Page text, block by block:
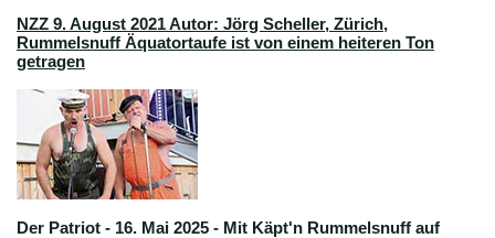
NZZ 9. August 2021 Autor: Jörg Scheller, Zürich,
Rummelsnuff Äquatortaufe ist von einem heiteren Ton
getragen
Der Patriot - 16. Mai 2025 - Mit Käpt'n Rummelsnuff auf